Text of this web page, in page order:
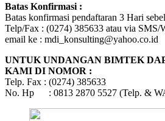
Batas Konfirmasi :
Batas konfirmasi pendaftaran 3 Hari
Telp/Fax : (0274) 385633 atau via SMS/
email ke : mdi_konsulting@yahoo.co.id
UNTUK UNDANGAN BIMTEK
KAMI DI NOMOR :
Telp. Fax : (0274) 385633
No. Hp : 0813 2870 5527 (Telp. &